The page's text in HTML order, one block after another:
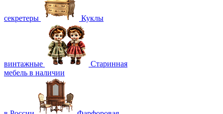
секретеры Куклы
винтажные
Старинная
мебель в наличии